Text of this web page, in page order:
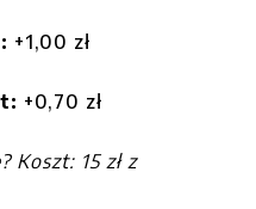
+1,00 zł
+0,70 zł
Koszt: 15 zł z